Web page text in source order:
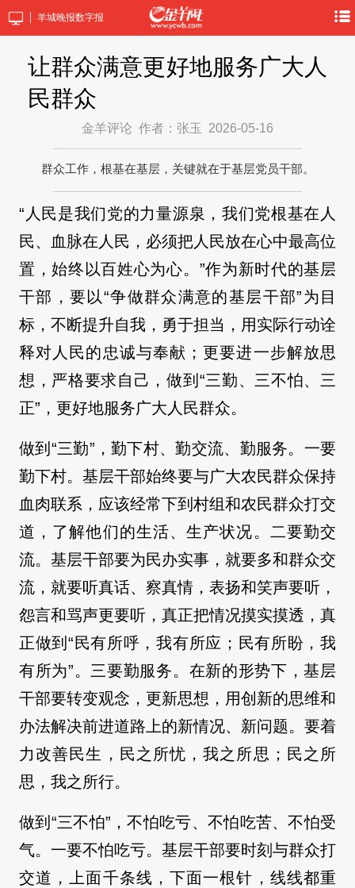
羊城晚报数字报
让群众满意更好地服务广大人
民群众
金羊评论 作者：张玉 2026-05-16
群众工作，根基在基层，关键就在于基层党员干部。
“人民是我们党的力量源泉，我们党根基在人
民、血脉在人民，必须把人民放在心中最高位
置，始终以百姓心为心。”作为新时代的基层
干部，要以“争做群众满意的基层干部”为目
标，不断提升自我，勇于担当，用实际行动诠
释对人民的忠诚与奉献；更要进一步解放思
想，严格要求自己，做到“三勤、三不怕、三
正”，更好地服务广大人民群众。
做到“三勤”，勤下村、勤交流、勤服务。一要
勤下村。基层干部始终要与广大农民群众保持
血肉联系，应该经常下到村组和农民群众打交
道，了解他们的生活、生产状况。二要勤交
流。基层干部要为民办实事，就要多和群众交
流，就要听真话、察真情，表扬和笑声要听，
怨言和骂声更要听，真正把情况摸实摸透，真
正做到“民有所呼，我有所应；民有所盼，我
有所为”。三要勤服务。在新的形势下，基层
干部要转变观念，更新思想，用创新的思维和
办法解决前进道路上的新情况、新问题。要着
力改善民生，民之所忧，我之所思；民之所
思，我之所行。
做到“三不怕”，不怕吃亏、不怕吃苦、不怕受
气。一要不怕吃亏。基层干部要时刻与群众打
交道，上面千条线，下面一根针，线线都重